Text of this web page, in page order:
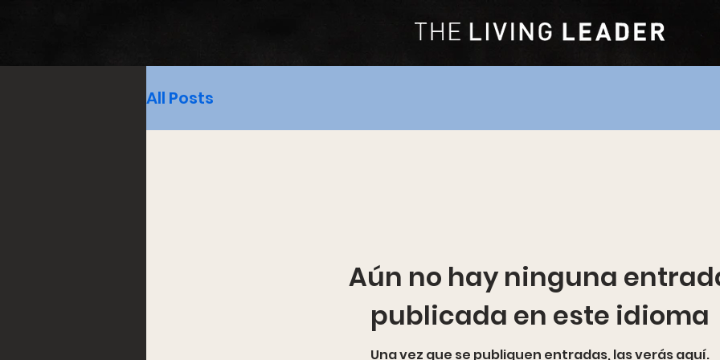
All Posts
Aún no hay ninguna
publicada en este idioma
Una vez que se publiquen entradas, las verás aquí.